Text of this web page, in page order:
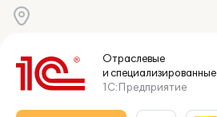
Отраслевые
и специализированные
1С:Предприятие